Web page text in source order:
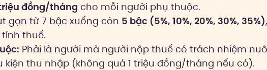
đồng/tháng cho mỗi người phụ thuộc.
gọn từ 7 bậc xuống còn 5 bậc (5%, 10%, 20%, 30%, 35%)
thuế.
Phải là người mà người nộp thuế có trách nhiệm
kiện thu nhập (không quá 1 triệu đồng/tháng nếu có).